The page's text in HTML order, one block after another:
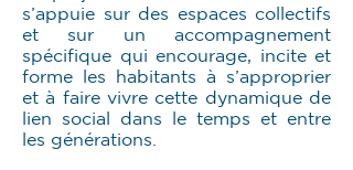
s’appuie sur des espaces collectifs
et sur un accompagnement
spécifique qui encourage, incite et
forme les habitants à s’approprier
et à faire vivre cette dynamique de
lien social dans le temps et entre
les générations.